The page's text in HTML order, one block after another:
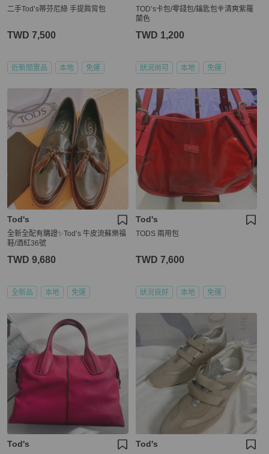
二手Tod’s蒂芬尼綠 手提肩背包
TWD 7,500
近新閒置品 本地 免運
TOD’s卡包/零錢包/鑰匙包🍭清爽紫羅
蘭色
TWD 1,200
狀況尚可 本地 免運
Tod's
全新全配有購證✨Tod’s 牛皮流蘇樂福
鞋/酒紅36號
TWD 9,680
全新品 本地 免運
Tod's
TODS 兩用包
TWD 7,600
狀況良好 本地 免運
Tod's Tod's